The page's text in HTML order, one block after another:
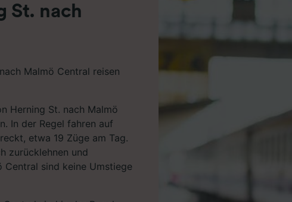
St. nach
Malmö Central reisen
Herning St. nach Malmö
In der Regel fahren auf
etwa 19 Züge am Tag.
zurücklehnen und
Central sind keine Umstiege